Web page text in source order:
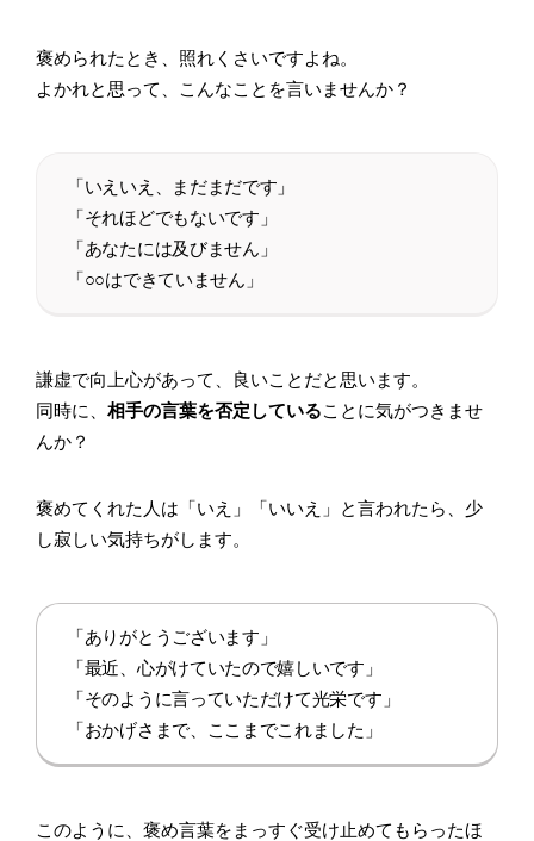
褒められたとき、照れくさいですよね。
よかれと思って、こんなことを言いませんか？
「いえいえ、まだまだです」
「それほどでもないです」
「あなたには及びません」
「○○はできていません」
謙虚で向上心があって、良いことだと思います。
同時に、 相手の言葉を否定していることに気がつきませ
んか？
褒めてくれた人は「いえ」「いいえ」と言われたら、少
し寂しい気持ちがします。
「ありがとうございます」
「最近、心がけていたので嬉しいです」
「そのように言っていただけて光栄です」
「おかげさまで、ここまでこれました」
このように、褒め言葉をまっすぐ受け止めてもらったほ